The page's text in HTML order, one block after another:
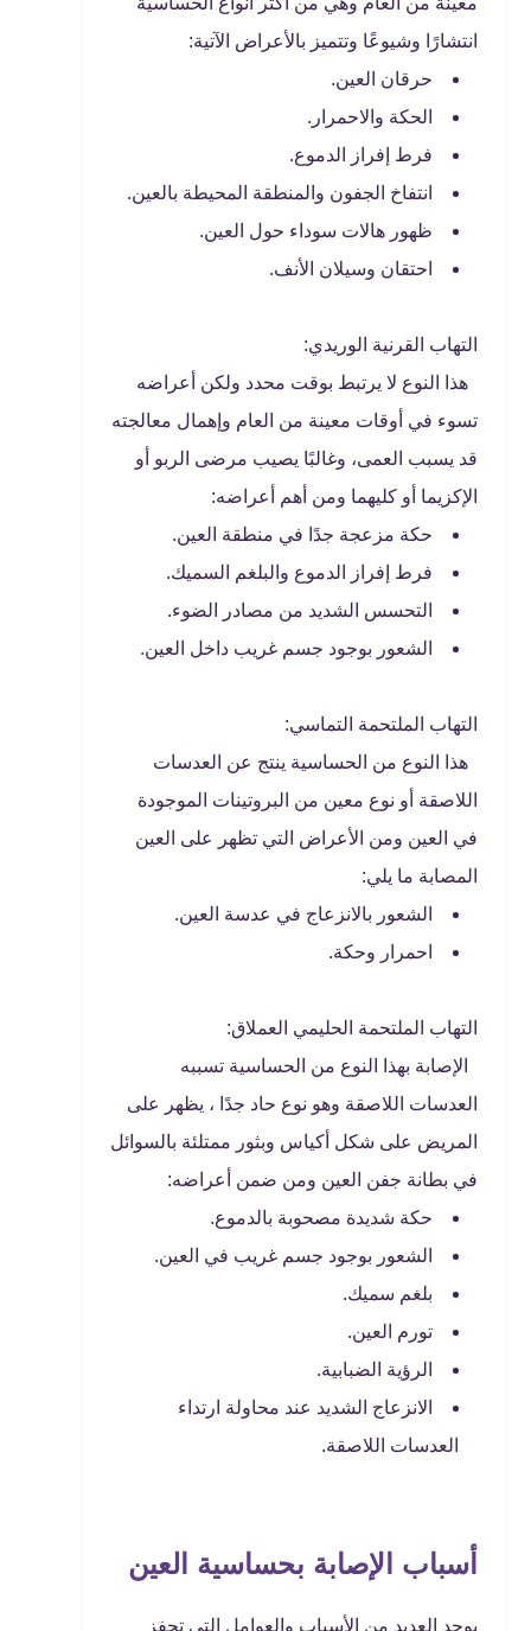
انتشارًا وشيوعًا وتتميز بالأعراض الآتية:
حرقان العين.
الحكة والاحمرار.
فرط إفراز الدموع.
انتفاخ الجفون والمنطقة المحيطة بالعين.
ظهور هالات سوداء حول العين.
احتقان وسيلان الأنف.
التهاب القرنية الوريدي:
هذا النوع لا يرتبط بوقت محدد ولكن أعراضه
تسوء في أوقات معينة من العام وإهمال معالجته
قد يسبب العمى، وغالبًا يصيب مرضى الربو أو
الإكزيما أو كليهما ومن أهم أعراضه:
حكة مزعجة جدًا في منطقة العين.
فرط إفراز الدموع والبلغم السميك.
التحسس الشديد من مصادر الضوء.
الشعور بوجود جسم غريب داخل العين.
التهاب الملتحمة التماسي:
هذا النوع من الحساسية ينتج عن العدسات
اللاصقة أو نوع معين من البروتينات الموجودة
في العين ومن الأعراض التي تظهر على العين
المصابة ما يلي:
الشعور بالانزعاج في عدسة العين.
احمرار وحكة.
التهاب الملتحمة الحليمي العملاق:
الإصابة بهذا النوع من الحساسية تسببه
العدسات اللاصقة وهو نوع حاد جدًا ، يظهر على
المريض على شكل أكياس وبثور ممتلئة بالسوائل
في بطانة جفن العين ومن ضمن أعراضه:
حكة شديدة مصحوبة بالدموع.
الشعور بوجود جسم غريب في العين.
بلغم سميك.
تورم العين.
الرؤية الضبابية.
الانزعاج الشديد عند محاولة ارتداء
العدسات اللاصقة.
أسباب الإصابة بحساسية العين
يوجد العديد من الأسباب والعوامل التي تحفز